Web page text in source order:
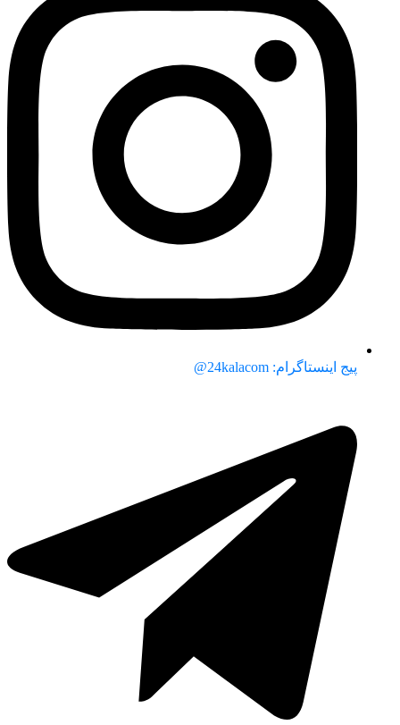
پیج اینستاگرام: 24kalacom@